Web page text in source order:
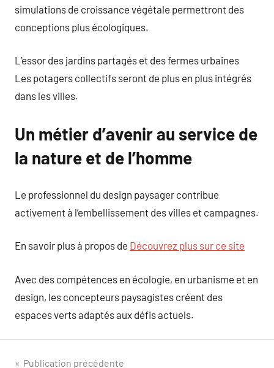
simulations de croissance végétale permettront des
conceptions plus écologiques.
L’essor des jardins partagés et des fermes urbaines
Les potagers collectifs seront de plus en plus intégrés
dans les villes.
Un métier d’avenir au service de
la nature et de l’homme
Le professionnel du design paysager contribue
activement à l’embellissement des villes et campagnes.
En savoir plus à propos de Découvrez plus sur ce site
Avec des compétences en écologie, en urbanisme et en
design, les concepteurs paysagistes créent des
espaces verts adaptés aux défis actuels.
Publication précédente